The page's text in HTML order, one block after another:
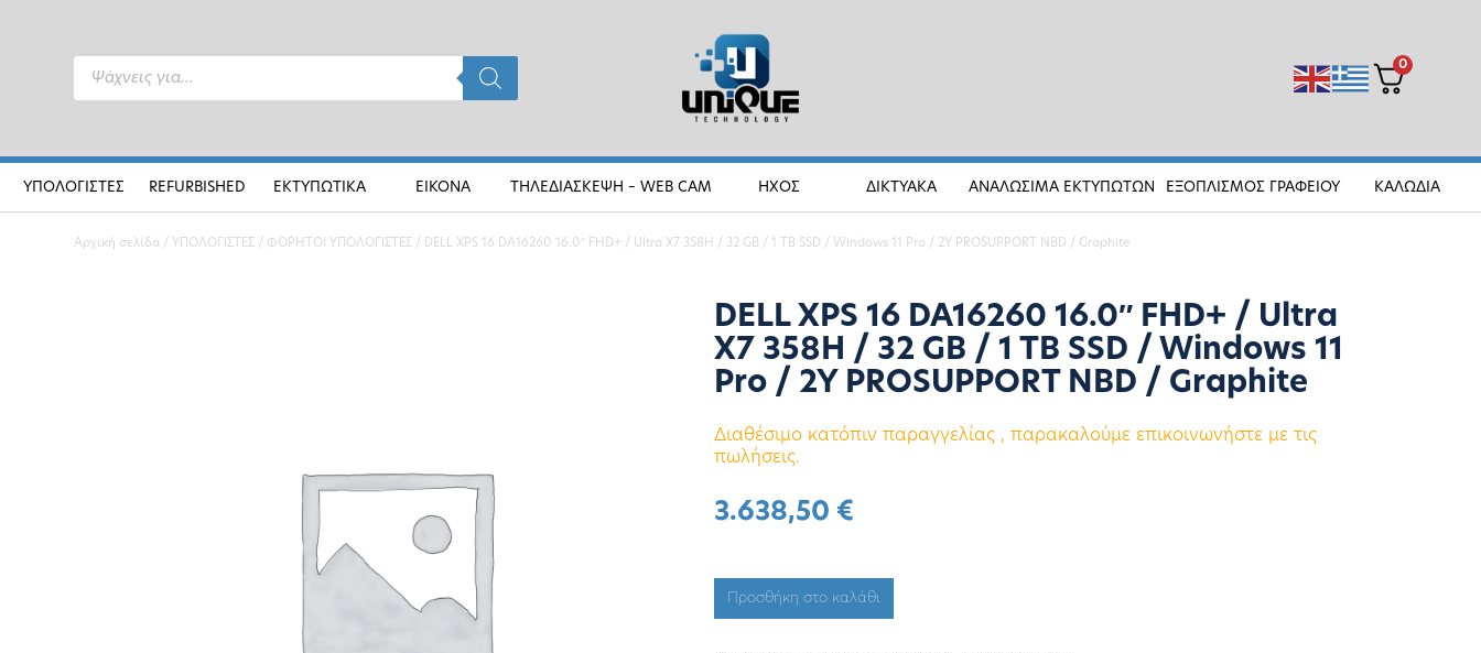
search
0
ΥΠΟΛΟΓΙΣΤΕΣ REFURBISHED ΕΚΤΥΠΩΤΙΚΑ ΕΙΚΟΝΑ ΤΗΛΕΔΙΑΣΚΕΨΗ – WEB CAM ΗΧΟΣ ΔΙΚΤΥΑΚΑ ΑΝΑΛΩΣΙΜΑ ΕΚΤΥΠΩΤΩΝ ΕΞΟΠΛΙΣΜΟΣ ΓΡΑΦΕΙΟΥ ΚΑΛΩΔΙΑ
Αρχική σελίδα / ΥΠΟΛΟΓΙΣΤΕΣ / ΦΟΡΗΤΟΙ ΥΠΟΛΟΓΙΣΤΕΣ / DELL XPS 16 DA16260 16.0″ FHD+ / Ultra X7 358H / 32 GB / 1 TB SSD / Windows 11 Pro / 2Y PROSUPPORT NBD / Graphite
DELL XPS 16 DA16260 16.0″ FHD+ / Ultra
X7 358H / 32 GB / 1 TB SSD / Windows 11
Pro / 2Y PROSUPPORT NBD / Graphite
Διαθέσιμο κατόπιν παραγγελίας , παρακαλούμε επικοινωνήστε με τις
πωλήσεις.
3.638,50 €
Προσθήκη στο καλάθι